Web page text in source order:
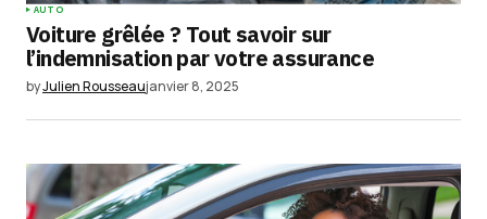
AUTO
Voiture grêlée ? Tout savoir sur
l’indemnisation par votre assurance
byJulien Rousseaujanvier 8, 2025